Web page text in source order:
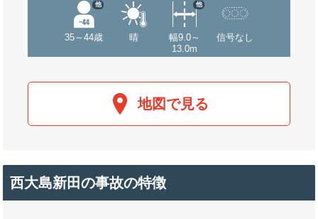
35～44歳
他
晴
幅9.0～
13.0m
他
信号なし
地図で見る
西大島新田の事故の特徴